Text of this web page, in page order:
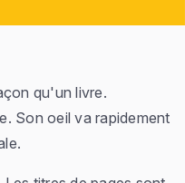
qu'un livre.
Son oeil va rapidement